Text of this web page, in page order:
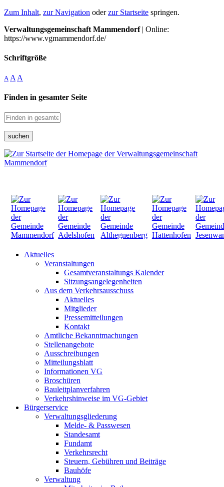
Zum Inhalt, zur Navigation oderzur Startseite springen.
Verwaltungsgemeinschaft Mammendorf| Online:
https://www.vgmammendorf.de/
Schriftgröße
A A A
Finden in gesamter Seite
suchen
Aktuelles
Veranstaltungen
Gesamtveranstaltungs Kalender
Sitzungsangelegenheiten
Aus dem Verkehrsausschuss
Aktuelles
Mitglieder
Pressemitteilungen
Kontakt
Amtliche Bekanntmachungen
Stellenangebote
Ausschreibungen
Mitteilungsblatt
Informationen VG
Broschüren
Bauleitplanverfahren
Verkehrshinweise im VG-Gebiet
Bürgerservice
Verwaltungsgliederung
Melde- & Passwesen
Standesamt
Fundamt
Verkehrsrecht
Steuern, Gebühren und Beiträge
Bauhöfe
Verwaltung